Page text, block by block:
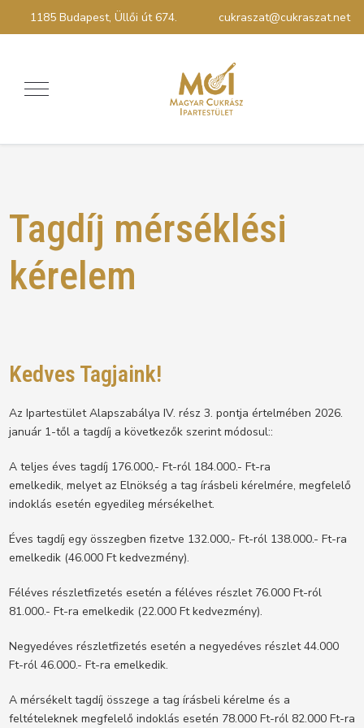
1185 Budapest, Üllői út 674. cukraszat@cukraszat.net
Tagdíj mérséklési
kérelem
Kedves Tagjaink!
Az Ipartestület Alapszabálya IV. rész 3. pontja értelmében 2026.
január 1-től a tagdíj a következők szerint módosul::
A teljes éves tagdíj 176.000,- Ft-ról 184.000.- Ft-ra
emelkedik, melyet az Elnökség a tag írásbeli kérelmére, megfelelő
indoklás esetén egyedileg mérsékelhet.
Éves tagdíj egy összegben fizetve 132.000,- Ft-ról 138.000.- Ft-ra
emelkedik (46.000 Ft kedvezmény).
Féléves részletfizetés esetén a féléves részlet 76.000 Ft-ról
81.000.- Ft-ra emelkedik (22.000 Ft kedvezmény).
Negyedéves részletfizetés esetén a negyedéves részlet 44.000
Ft-ról 46.000.- Ft-ra emelkedik.
A mérsékelt tagdíj összege a tag írásbeli kérelme és a
feltételeknek megfelelő indoklás esetén 78.000 Ft-ról 82.000 Ft-ra